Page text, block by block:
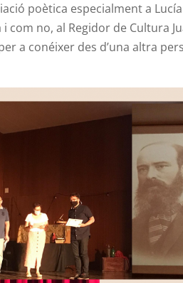
poètica especialment a
no, al Regidor de Cultura
a conéixer des d’una altra